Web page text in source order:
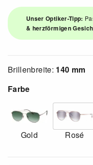
Unser Optiker-Tipp:
& herzförmigen
Brillenbreite: 140 mm
Farbe
Gold Rosé